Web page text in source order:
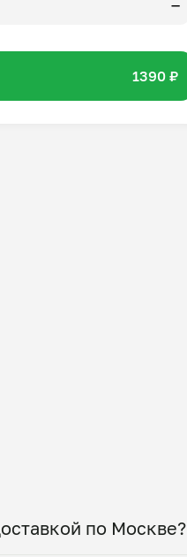
—
1390 ₽
по Москве?